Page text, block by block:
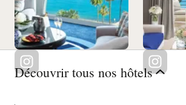
Découvrir tous nos hôtels